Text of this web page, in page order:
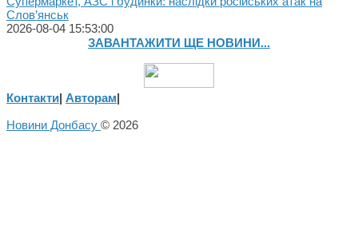
Слов’янськ
2026-08-04 15:53:00
ЗАВАНТАЖИТИ ЩЕ НОВИНИ...
Контакти| Авторам|
Новини Донбасу © 2026